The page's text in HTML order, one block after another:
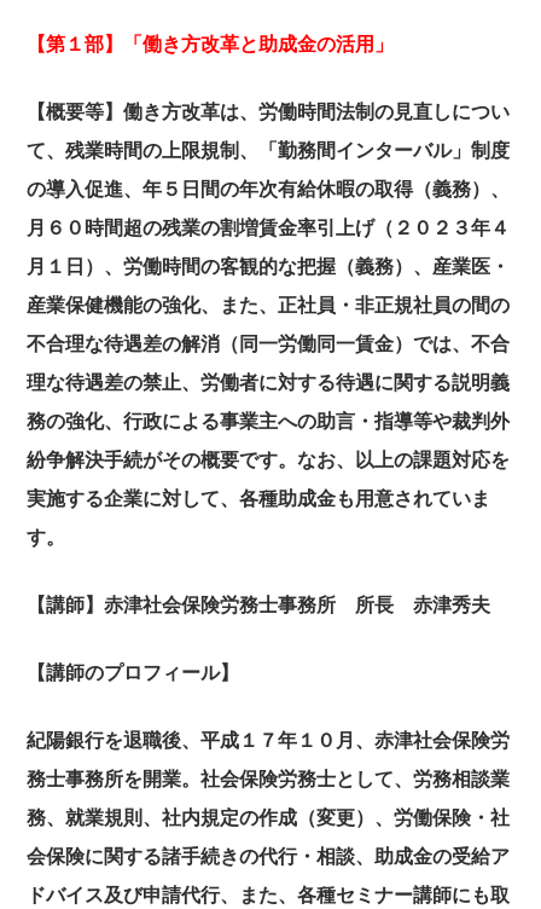
【第１部】「働き方改革と助成金の活用」
【概要等】働き方改革は、労働時間法制の見直しについ
て、残業時間の上限規制、「勤務間インターバル」制度
の導入促進、年５日間の年次有給休暇の取得（義務）、
月６０時間超の残業の割増賃金率引上げ（２０２３年４
月１日）、労働時間の客観的な把握（義務）、産業医・
産業保健機能の強化、また、正社員・非正規社員の間の
不合理な待遇差の解消（同一労働同一賃金）では、不合
理な待遇差の禁止、労働者に対する待遇に関する説明義
務の強化、行政による事業主への助言・指導等や裁判外
紛争解決手続がその概要です。なお、以上の課題対応を
実施する企業に対して、各種助成金も用意されていま
す。
【講師】赤津社会保険労務士事務所 所長 赤津秀夫
【講師のプロフィール】
紀陽銀行を退職後、平成１７年１０月、赤津社会保険労
務士事務所を開業。社会保険労務士として、労務相談業
務、就業規則、社内規定の作成（変更）、労働保険・社
会保険に関する諸手続きの代行・相談、助成金の受給ア
ドバイス及び申請代行、また、各種セミナー講師にも取